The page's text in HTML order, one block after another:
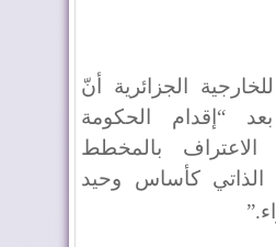
الجزائرية أنّ
“إقدام الحكومة
الاعتراف بالمخطط
الذاتي كأساس وحيد
”.